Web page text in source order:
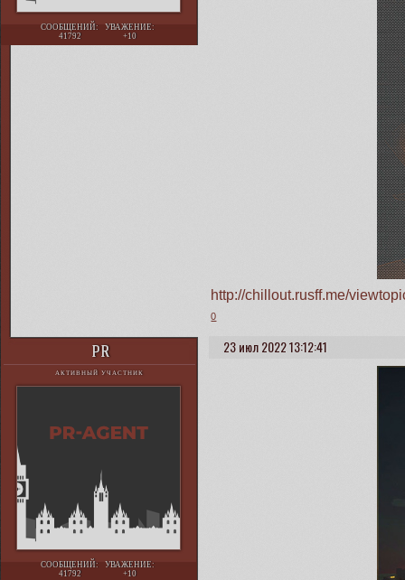
СООБЩЕНИЙ:
41792
УВАЖЕНИЕ:
+10
http://chillout.rusff.me/
0
23 июл 2022 13:12:41
PR
АКТИВНЫЙ УЧАСТНИК
СООБЩЕНИЙ:
41792
УВАЖЕНИЕ:
+10